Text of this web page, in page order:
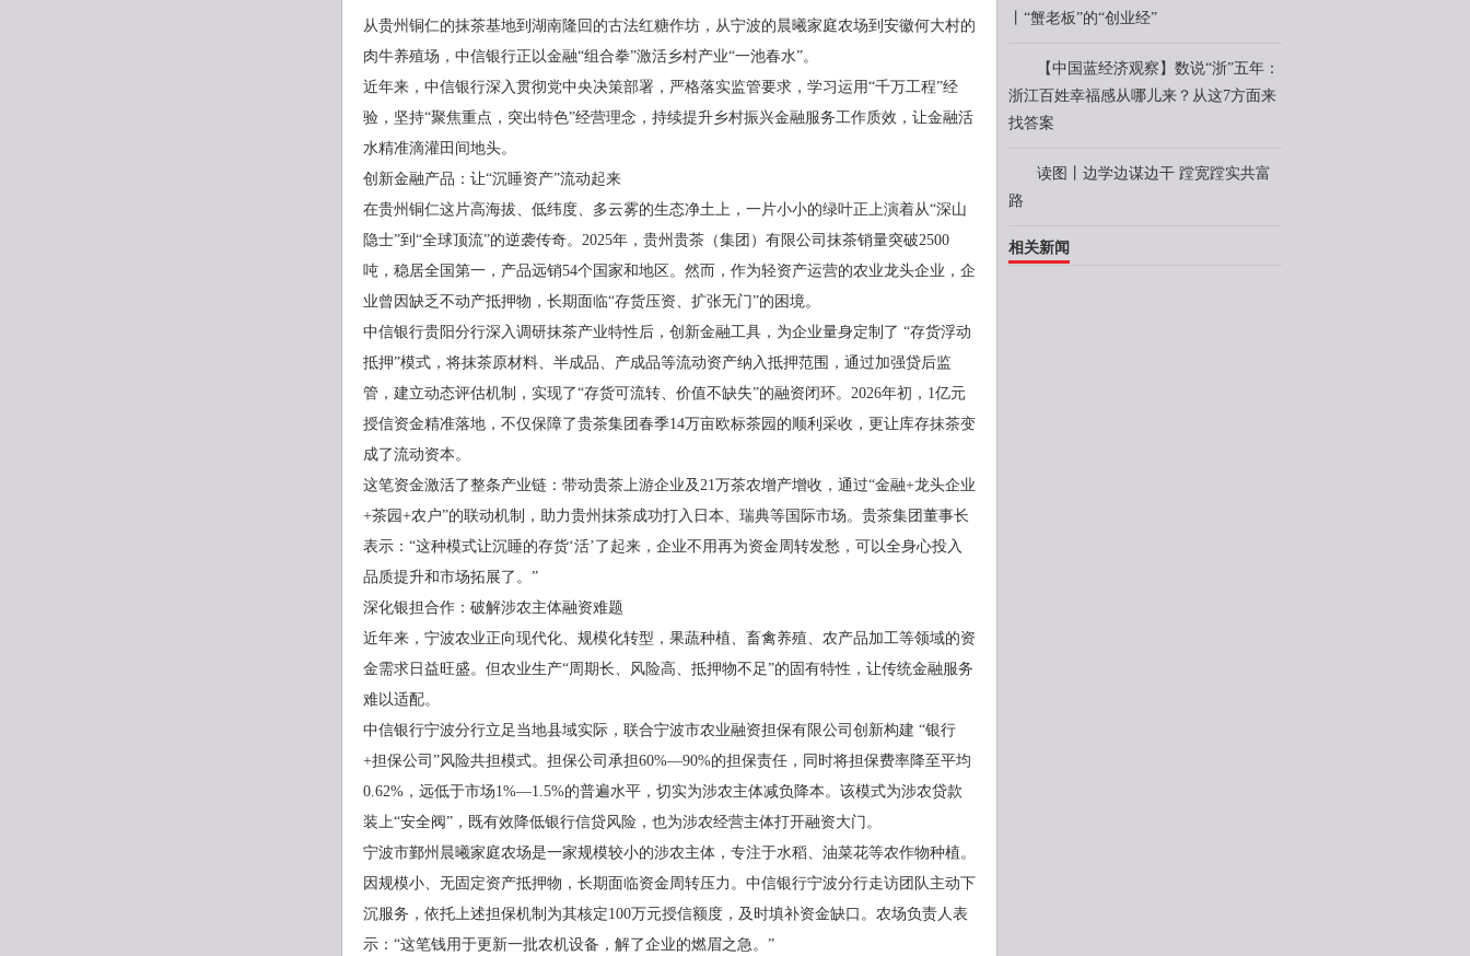
从贵州铜仁的抹茶基地到湖南隆回的古法红糖作坊，从宁波的晨曦家庭农场到安徽何大村的
肉牛养殖场，中信银行正以金融“组合拳”激活乡村产业“一池春水”。
近年来，中信银行深入贯彻党中央决策部署，严格落实监管要求，学习运用“千万工程”经
验，坚持“聚焦重点，突出特色”经营理念，持续提升乡村振兴金融服务工作质效，让金融活
水精准滴灌田间地头。
创新金融产品：让“沉睡资产”流动起来
在贵州铜仁这片高海拔、低纬度、多云雾的生态净土上，一片小小的绿叶正上演着从“深山
隐士”到“全球顶流”的逆袭传奇。2025年，贵州贵茶（集团）有限公司抹茶销量突破2500
吨，稳居全国第一，产品远销54个国家和地区。然而，作为轻资产运营的农业龙头企业，企
业曾因缺乏不动产抵押物，长期面临“存货压资、扩张无门”的困境。
中信银行贵阳分行深入调研抹茶产业特性后，创新金融工具，为企业量身定制了 “存货浮动
抵押”模式，将抹茶原材料、半成品、产成品等流动资产纳入抵押范围，通过加强贷后监
管，建立动态评估机制，实现了“存货可流转、价值不缺失”的融资闭环。2026年初，1亿元
授信资金精准落地，不仅保障了贵茶集团春季14万亩欧标茶园的顺利采收，更让库存抹茶变
成了流动资本。
这笔资金激活了整条产业链：带动贵茶上游企业及21万茶农增产增收，通过“金融+龙头企业
+茶园+农户”的联动机制，助力贵州抹茶成功打入日本、瑞典等国际市场。贵茶集团董事长
表示：“这种模式让沉睡的存货‘活’了起来，企业不用再为资金周转发愁，可以全身心投入
品质提升和市场拓展了。”
深化银担合作：破解涉农主体融资难题
近年来，宁波农业正向现代化、规模化转型，果蔬种植、畜禽养殖、农产品加工等领域的资
金需求日益旺盛。但农业生产“周期长、风险高、抵押物不足”的固有特性，让传统金融服务
难以适配。
中信银行宁波分行立足当地县域实际，联合宁波市农业融资担保有限公司创新构建 “银行
+担保公司”风险共担模式。担保公司承担60%—90%的担保责任，同时将担保费率降至平均
0.62%，远低于市场1%—1.5%的普遍水平，切实为涉农主体减负降本。该模式为涉农贷款
装上“安全阀”，既有效降低银行信贷风险，也为涉农经营主体打开融资大门。
宁波市鄞州晨曦家庭农场是一家规模较小的涉农主体，专注于水稻、油菜花等农作物种植。
因规模小、无固定资产抵押物，长期面临资金周转压力。中信银行宁波分行走访团队主动下
沉服务，依托上述担保机制为其核定100万元授信额度，及时填补资金缺口。农场负责人表
示：“这笔钱用于更新一批农机设备，解了企业的燃眉之急。”
丨“蟹老板”的“创业经”
【中国蓝经济观察】数说“浙”五年：
浙江百姓幸福感从哪儿来？从这7方面来
找答案
读图丨边学边谋边干 蹚宽蹚实共富
路
相关新闻